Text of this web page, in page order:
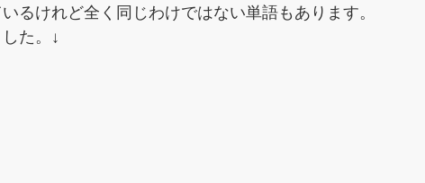
るけれど全く同じわけではない単語もあります。
た。↓